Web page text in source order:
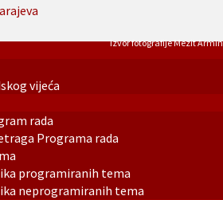
vijeća
rada
Programa rada
programiranih tema
neprogramiranih tema
Izvor fotografije Mezit Armin